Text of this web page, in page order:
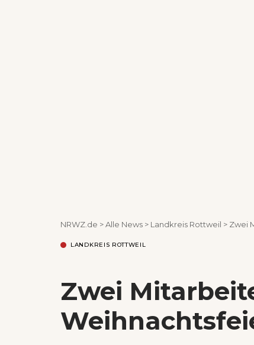
NRWZ.de >Alle News > Landkreis Rottweil > Zwei
LANDKREIS ROTTWEIL
Zwei